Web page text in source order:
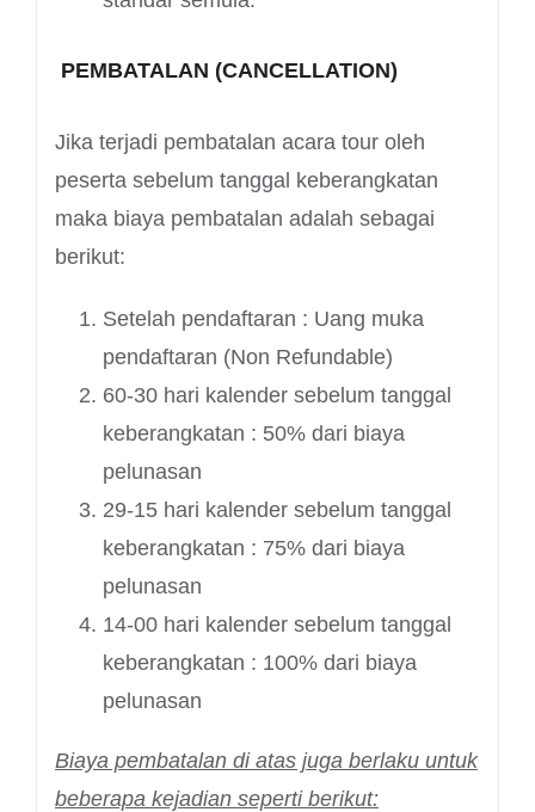
PEMBATALAN (CANCELLATION)
Jika terjadi pembatalan acara tour oleh
peserta sebelum tanggal keberangkatan
maka biaya pembatalan adalah sebagai
berikut:
Setelah pendaftaran : Uang muka
pendaftaran (Non Refundable)
60-30 hari kalender sebelum tanggal
keberangkatan : 50% dari biaya
pelunasan
29-15 hari kalender sebelum tanggal
keberangkatan : 75% dari biaya
pelunasan
14-00 hari kalender sebelum tanggal
keberangkatan : 100% dari biaya
pelunasan
Biaya pembatalan di atas juga berlaku untuk
beberapa kejadian seperti berikut: